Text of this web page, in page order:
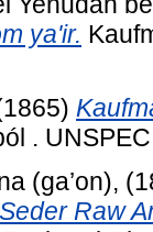
ya'ir.
.
(ga’on),
Raw